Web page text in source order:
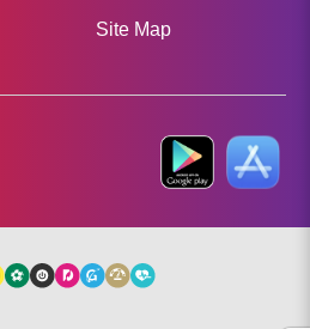
Site Map